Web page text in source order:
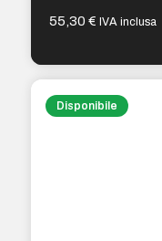
55,30€ IVA inclusa
Disponibile